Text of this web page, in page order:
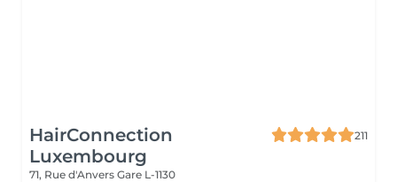
HairConnection
Luxembourg
211
71, Rue d'Anvers Gare L-1130